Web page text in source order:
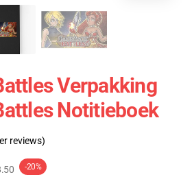
Verpakking
Notitieboek
reviews)
-20%